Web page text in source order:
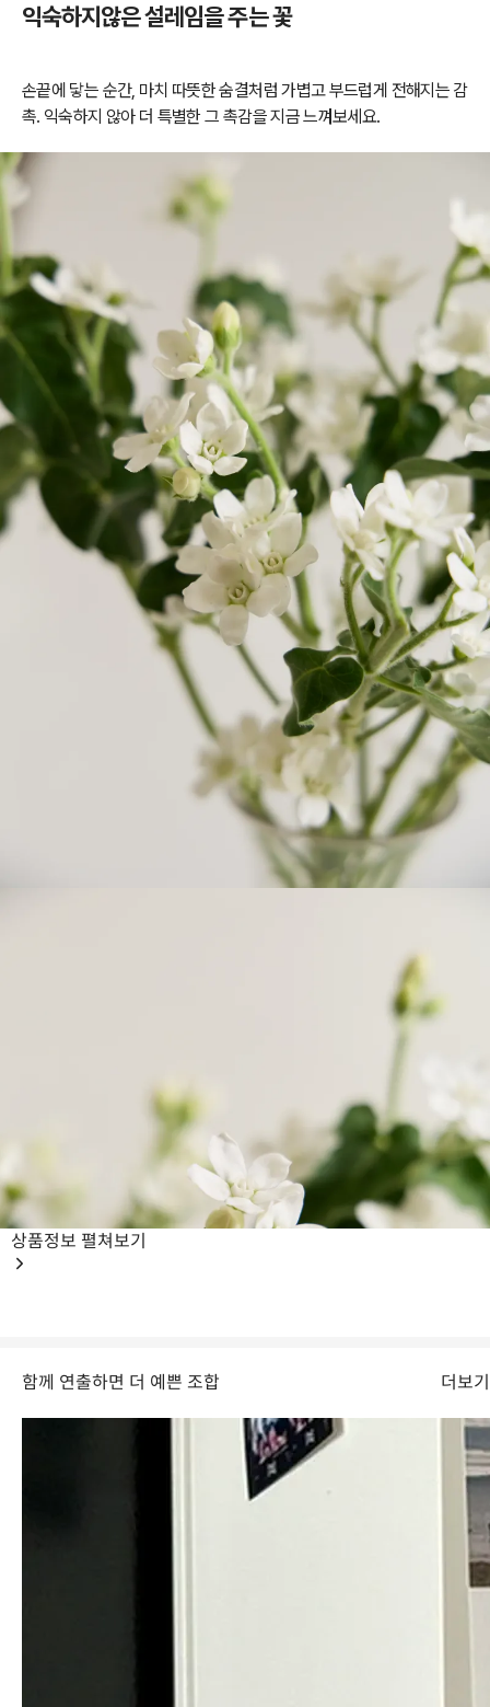
익숙하지않은 설레임을 주는 꽃
손끝에 닿는 순간, 마치 따뜻한 숨결처럼 가볍고 부드럽게 전해지는 감
촉. 익숙하지 않아 더 특별한 그 촉감을 지금 느껴보세요.
상품정보 펼쳐보기
함께 연출하면 더 예쁜 조합 더보기